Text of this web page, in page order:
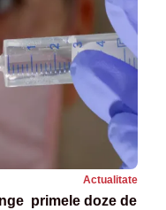
Actualitate
primele doze de